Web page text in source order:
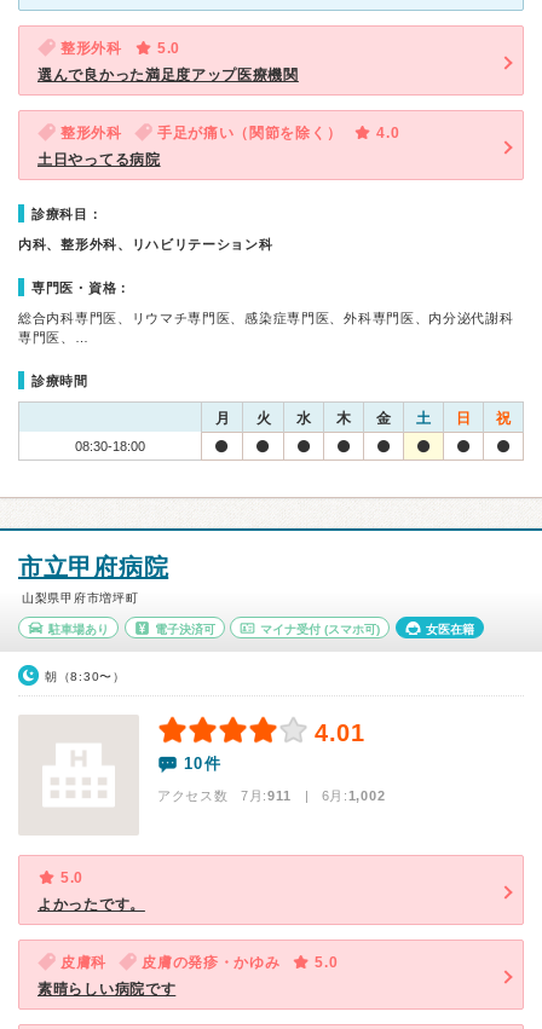
整形外科
5.0
選んで良かった満足度アップ医療機関
整形外科 手足が痛い（関節を除く）
4.0
土日やってる病院
診療科目：
内科、整形外科、リハビリテーション科
専門医・資格：
総合内科専門医、リウマチ専門医、感染症専門医、外科専門医、内分泌代謝科
専門医、…
診療時間
月 火 水 木 金 土 日 祝
08:30-18:00
市立甲府病院
山梨県甲府市増坪町
駐車場あり 電子決済可 マイナ受付 (スマホ可) 女医在籍
朝（8:30〜）
4.01
10件
アクセス数 7月:911 | 6月:1,002
5.0
よかったです。
皮膚科 皮膚の発疹・かゆみ
5.0
素晴らしい病院です